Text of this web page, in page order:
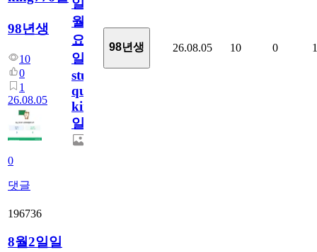
98년생
10
0
1
26.08.05
0
댓글
일
월
요
일/English
study
quiz
king776
일
98년생 26.08.05 10 0 1
196736
8월2일일